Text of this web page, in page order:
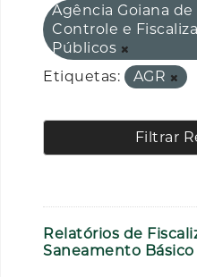
Agência Goiana de
Controle e
Públicos
Etiquetas:
AGR
Filtrar
Relatórios de
Saneamento Básico